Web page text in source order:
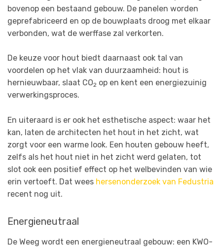
bovenop een bestaand gebouw. De panelen worden
geprefabriceerd en op de bouwplaats droog met elkaar
verbonden, wat de werffase zal verkorten.
De keuze voor hout biedt daarnaast ook tal van
voordelen op het vlak van duurzaamheid: hout is
hernieuwbaar, slaat CO2 op en kent een energiezuinig
verwerkingsproces.
En uiteraard is er ook het esthetische aspect: waar het
kan, laten de architecten het hout in het zicht, wat
zorgt voor een warme look. Een houten gebouw heeft,
zelfs als het hout niet in het zicht werd gelaten, tot
slot ook een positief effect op het welbevinden van wie
erin vertoeft. Dat wees hersenonderzoek van Fedustria
recent nog uit.
Energieneutraal
De Weeg wordt een energieneutraal gebouw: een KWO-